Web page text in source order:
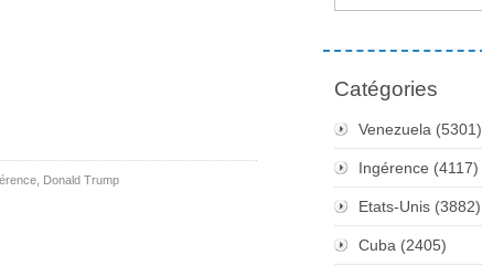
Donald Trump
Catégories
Venezuela (5301)
Ingérence (4117)
Etats-Unis (3882)
Cuba (2405)